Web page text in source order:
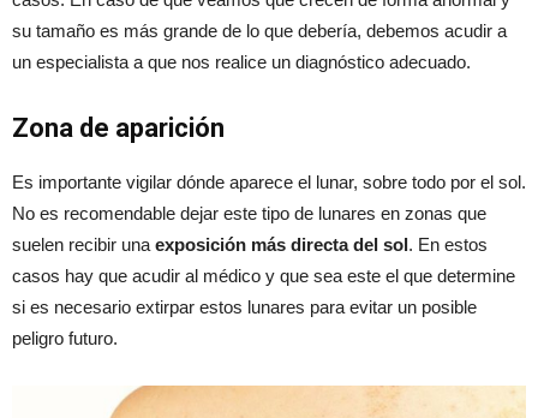
su tamaño es más grande de lo que debería, debemos acudir a
un especialista a que nos realice un diagnóstico adecuado.
Zona de aparición
Es importante vigilar dónde aparece el lunar, sobre todo por el sol.
No es recomendable dejar este tipo de lunares en zonas que
suelen recibir una exposición más directa del sol. En estos
casos hay que acudir al médico y que sea este el que determine
si es necesario extirpar estos lunares para evitar un posible
peligro futuro.